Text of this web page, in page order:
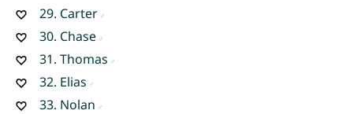
29. Carter
30. Chase
31. Thomas
32. Elias
33. Nolan